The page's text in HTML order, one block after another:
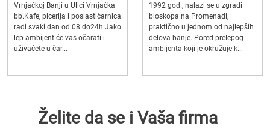
Vrnjačkoj Banji u Ulici Vrnjačka
bb.Kafe, picerija i poslastičarnica
radi svaki dan od 08 do24h.Jako
lep ambijent će vas očarati i
uživaćete u čar...
1992 god., nalazi se u zgradi
bioskopa na Promenadi,
praktično u jednom od najlepših
delova banje. Pored prelepog
ambijenta koji je okružuje k...
Želite da se i Vaša firma